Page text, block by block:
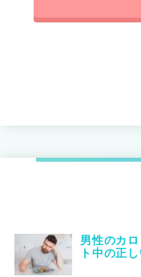
男性のカ
ト中の正